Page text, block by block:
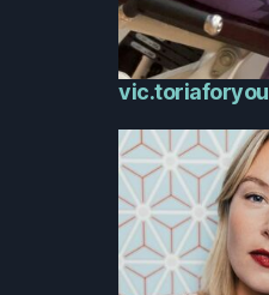
vic.toriaforyou